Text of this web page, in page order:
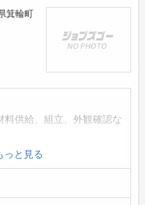
箕輪町
料供給、組立、外観確認な
作業も有り
っと見る